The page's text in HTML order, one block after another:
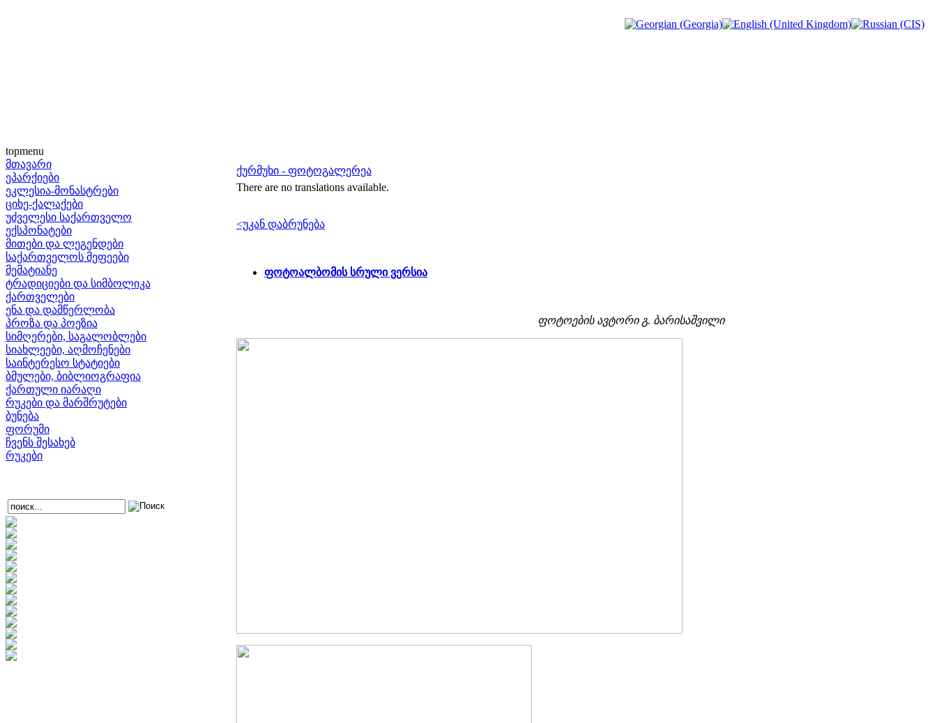
topmenu
მთავარი
ეპარქიები
ეკლესია-მონასტრები
ციხე-ქალაქები
უძველესი საქართველო
ექსპონატები
მითები და ლეგენდები
საქართველოს მეფეები
მემატიანე
ტრადიციები და სიმბოლიკა
ქართველები
ენა და დამწერლობა
პროზა და პოეზია
სიმღერები, საგალობლები
სიახლეები, აღმოჩენები
საინტერესო სტატიები
ბმულები, ბიბლიოგრაფია
ქართული იარაღი
რუკები და მარშრუტები
ბუნება
ფორუმი
ჩვენს შესახებ
რუკები
ქურმუხი - ფოტოგალერეა
There are no translations available.
<უკან დაბრუნება
ფოტოალბომის სრული ვერსია
ფოტოების ავტორი გ. ბარისაშვილი